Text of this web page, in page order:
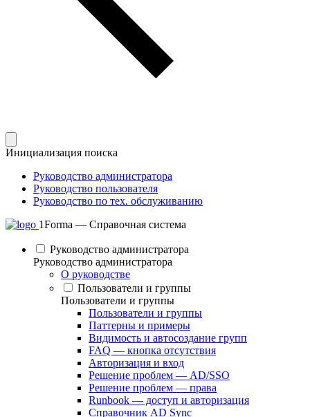
Инициализация поиска
Руководство администратора
Руководство пользователя
Руководство по тех. обслуживанию
1Forma — Справочная система
Руководство администратора
Руководство администратора
О руководстве
Пользователи и группы
Пользователи и группы
Пользователи и группы
Паттерны и примеры
Видимость и автосоздание групп
FAQ — кнопка отсутствия
Авторизация и вход
Решение проблем — AD/SSO
Решение проблем — права
Runbook — доступ и авторизация
Справочник AD Sync